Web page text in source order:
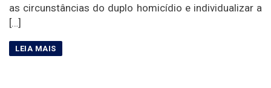
as circunstâncias do duplo homicídio e individualizar a
[…]